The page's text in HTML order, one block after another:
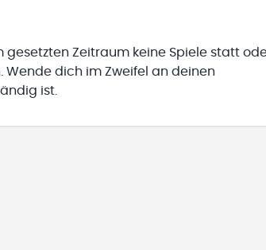
gesetzten Zeitraum keine Spiele statt
Wende dich im Zweifel an deinen
ist.